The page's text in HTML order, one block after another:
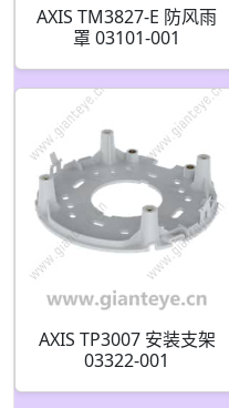
AXIS TM3827-E 防风雨
罩 03101-001
AXIS TP3007 安装支架
03322-001